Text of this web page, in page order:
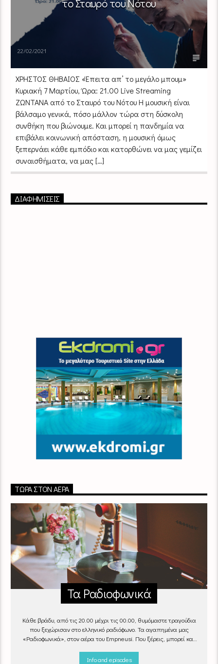
το Σταυρό του Νότου
22/02/2021
ΧΡΗΣΤΟΣ ΘΗΒΑΙΟΣ «Έπειτα απ’ το μεγάλο μπουμ»
Κυριακή 7 Μαρτίου, Ώρα: 21.00 Live Streaming
ΖΩΝΤΑΝΑ από το Σταυρό του Νότου Η μουσική είναι
βάλσαμο γενικά, πόσο μάλλον τώρα στη δύσκολη
συνθήκη που βιώνουμε. Και μπορεί η πανδημία να
επιβάλει κοινωνική απόσταση, η μουσική όμως
ξεπερνάει κάθε εμπόδιο και κατορθώνει να μας γεμίζει
συναισθήματα, να μας […]
ΔΙΑΦΗΜΙΣΕΙΣ
ΤΏΡΑ ΣΤΟΝ ΑΈΡΑ
Τα Ραδιοφωνικά
Κάθε βράδυ, από τις 20.00 μέχρι τις 00.00, θυμόμαστε τραγούδια
που ξεχώρισαν στο ελληνικό ραδιόφωνο. Τα αγαπημένα μας
«Ραδιοφωνικά», στον αέρα του Empneusi. Που ξέρεις, μπορεί και
:00 – 00:00στονEmpneusi 107 FM
Info and episodes